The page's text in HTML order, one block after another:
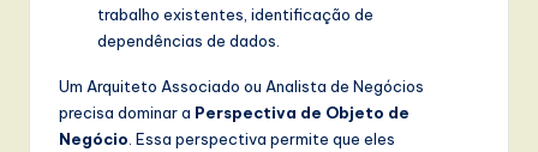
trabalho existentes, identificação de
dependências de dados.
Um Arquiteto Associado ou Analista de Negócios
precisa dominar a Perspectiva de Objeto de
Negócio . Essa perspectiva permite que eles